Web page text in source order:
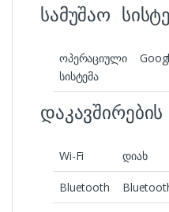
სამუშაო
ოპერაციული
სისტემა
Wi-Fi დიახ
Bluetooth